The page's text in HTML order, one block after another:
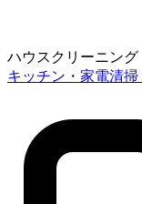
ハウスクリーニング
キッチン・家電清掃